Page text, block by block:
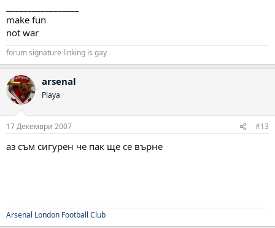
make fun
not war
forum signature linking is gay
arsenal
Playa
17 Декември 2007 #13
аз съм сигурен че пак ще се върне
Arsenal London Football Club